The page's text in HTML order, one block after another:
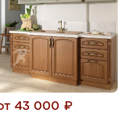
43 000 ₽